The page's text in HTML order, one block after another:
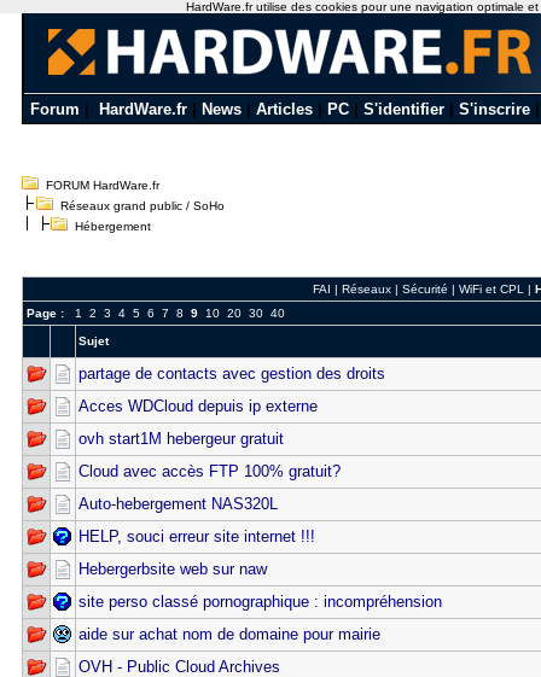
Forum HardWare.fr News Articles PC S'identifier S'inscrire
FORUM HardWare.fr
Réseaux grand public / SoHo
Hébergement
FAI |Réseaux |Sécurité|WiFi et CPL|
Page :
1 2 3 4 5 6 7 8 9 10 20 30 40
Sujet
partage de contacts avec gestion des droits
Acces WDCloud depuis ip externe
ovh start1M hebergeur gratuit
Cloud avec accès FTP 100% gratuit?
Auto-hebergement NAS320L
HELP, souci erreur site internet !!!
Hebergerbsite web sur naw
site perso classé pornographique : incompréhension
aide sur achat nom de domaine pour mairie
OVH - Public Cloud Archives
HardWare.fr utilise des cookies pour une navigation optimale